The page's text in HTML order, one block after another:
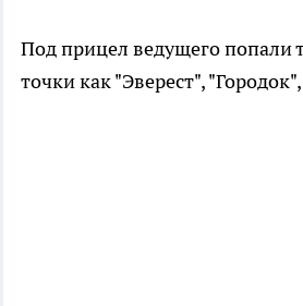
Под прицел ведущего попали
точки как "Эверест",